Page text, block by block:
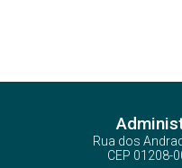
Rua dos
CEP 01208-